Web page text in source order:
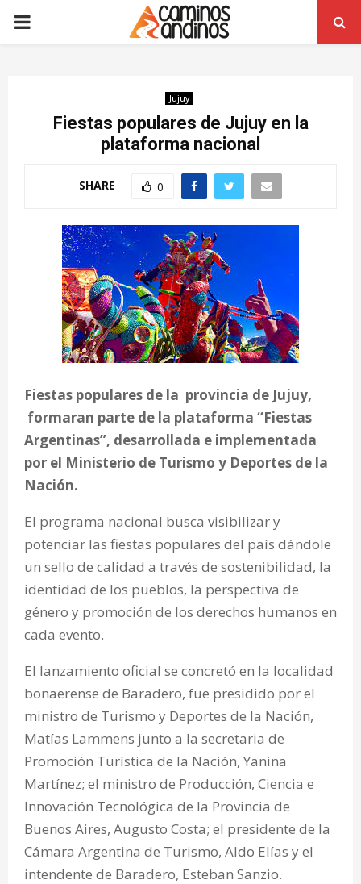
PRIMARY
Jujuy
Fiestas populares de Jujuy en la
plataforma nacional
SHARE 0
Fiestas populares de la provincia de Jujuy,
formaran parte de la plataforma “Fiestas
Argentinas”, desarrollada e implementada
por el Ministerio de Turismo y Deportes de la
Nación.
El programa nacional busca visibilizar y
potenciar las fiestas populares del país dándole
un sello de calidad a través de sostenibilidad, la
identidad de los pueblos, la perspectiva de
género y promoción de los derechos humanos en
cada evento.
El lanzamiento oficial se concretó en la localidad
bonaerense de Baradero, fue presidido por el
ministro de Turismo y Deportes de la Nación,
Matías Lammens junto a la secretaria de
Promoción Turística de la Nación, Yanina
Martínez; el ministro de Producción, Ciencia e
Innovación Tecnológica de la Provincia de
Buenos Aires, Augusto Costa; el presidente de la
Cámara Argentina de Turismo, Aldo Elías y el
intendente de Baradero, Esteban Sanzio.